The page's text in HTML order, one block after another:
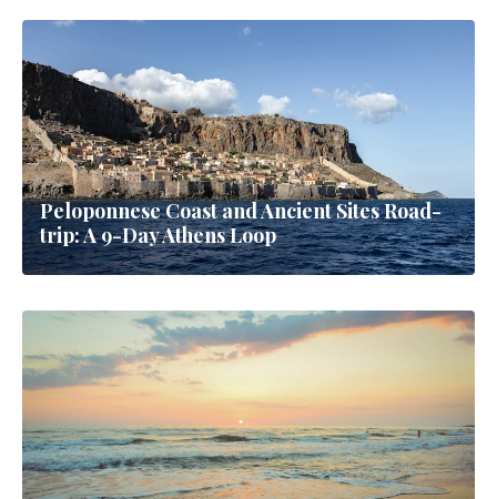
Peloponnese Coast and Ancient Sites Road-
trip: A 9-Day Athens Loop